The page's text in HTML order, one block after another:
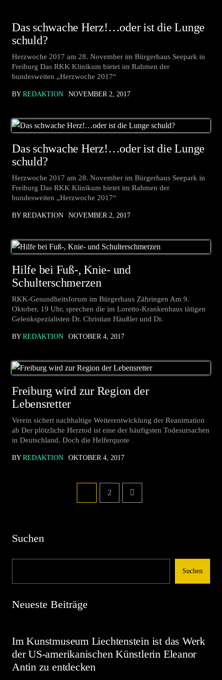
Das schwache Herz!…oder ist die Lunge
schuld?
Herzwoche 2017 am 28. November im Bürgerhaus Seepark in
Freiburg Das RKK Klinikum bietet im Rahmen der
bundesweiten „Herzwoche 2017“
BY REDAKTION NOVEMBER 2, 2017
Das schwache Herz!…oder ist die Lunge
schuld?
Herzwoche 2017 am 28. November im Bürgerhaus Seepark in
Freiburg Das RKK Klinikum bietet im Rahmen der
bundesweiten „Herzwoche 2017“
BY REDAKTION NOVEMBER 2, 2017
Hilfe bei Fuß-, Knie- und
Schulterschmerzen
RKK-Gesundheitsforum im Bürgerhaus Zähringen Am 9.
Oktober, 19 Uhr, sprechen die im Loretto-Krankenhaus tätigen
Gelenkspezialisten Dr. Christian Häußler und Dr.
BY REDAKTION OKTOBER 4, 2017
Freiburg wird zur Region der
Lebensretter
Verein sichert nachhaltige Weiterentwicklung der Reanimation
ab Der plötzliche Herztod ist eine der häufigsten Todesursachen
in Deutschland. Doch die Helferquote
BY REDAKTION OKTOBER 4, 2017
2
Suchen
Suchen
Neueste Beiträge
Im Kunstmuseum Liechtenstein ist das Werk
der US-amerikanischen Künstlerin Eleanor
Antin zu entdecken